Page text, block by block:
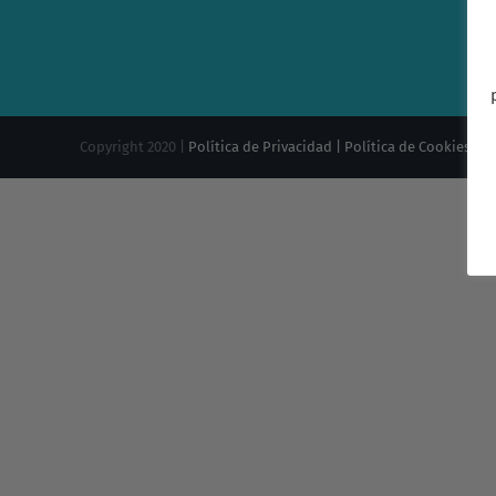
Copyright 2020 | Política de Privacidad | Política de Cookies